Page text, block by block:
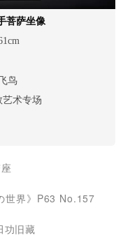
菩萨坐像
鸟
术专场
世界》P63 No.157
功旧藏